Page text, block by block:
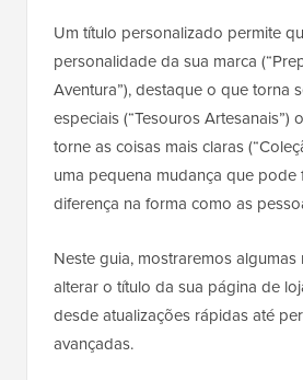
Um título personalizado permite
personalidade da sua marca
Aventura”), destaque o que torna
especiais (“Tesouros Artesanais”)
torne as coisas mais claras
uma pequena mudança que pode
diferença na forma como as
Neste guia, mostraremos algumas
alterar o título da sua página de
desde atualizações rápidas até
avançadas.